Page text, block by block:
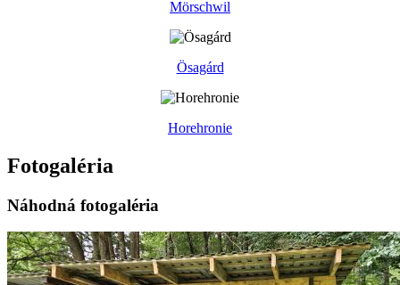
Mörschwil
Ösagárd
Horehronie
Fotogaléria
Náhodná fotogaléria